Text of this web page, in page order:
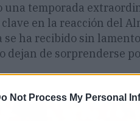
Not Process My Personal
una temporada
en la reacción del
se ha recibido sin
dejan de sorprenderse